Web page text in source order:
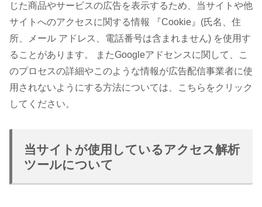
じた商品やサービスの広告を表示するため、当サイトや他
サイトへのアクセスに関する情報 『Cookie』(氏名、住
所、メール アドレス、電話番号は含まれません) を使用す
ることがあります。 またGoogleアドセンスに関して、こ
のプロセスの詳細やこのような情報が広告配信事業者に使
用されないようにする方法については、こちらをクリック
してください。
当サイトが使用しているアクセス解析
ツールについて